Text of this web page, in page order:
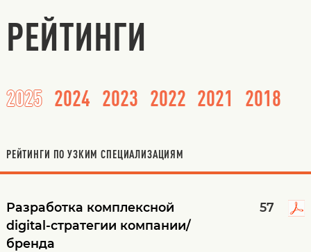
РЕЙТИНГИ
2025 2024 2023 2022 2021 2018
РЕЙТИНГИ ПО УЗКИМ СПЕЦИАЛИЗАЦИЯМ
Разработка комплексной
digital-стратегии компании/
бренда
57